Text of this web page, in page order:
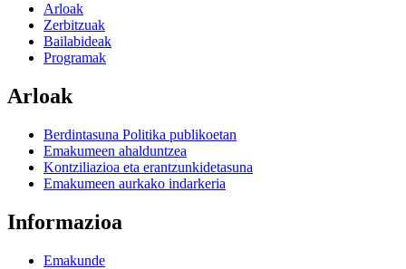
Arloak
Zerbitzuak
Bailabideak
Programak
Arloak
Berdintasuna Politika publikoetan
Emakumeen ahalduntzea
Kontziliazioa eta erantzunkidetasuna
Emakumeen aurkako indarkeria
Informazioa
Emakunde